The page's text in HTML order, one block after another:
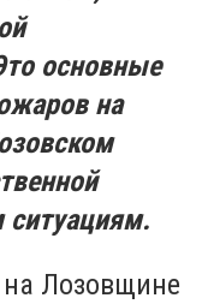
основные
на
Лозовщине